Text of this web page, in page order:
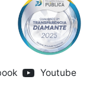
Youtube